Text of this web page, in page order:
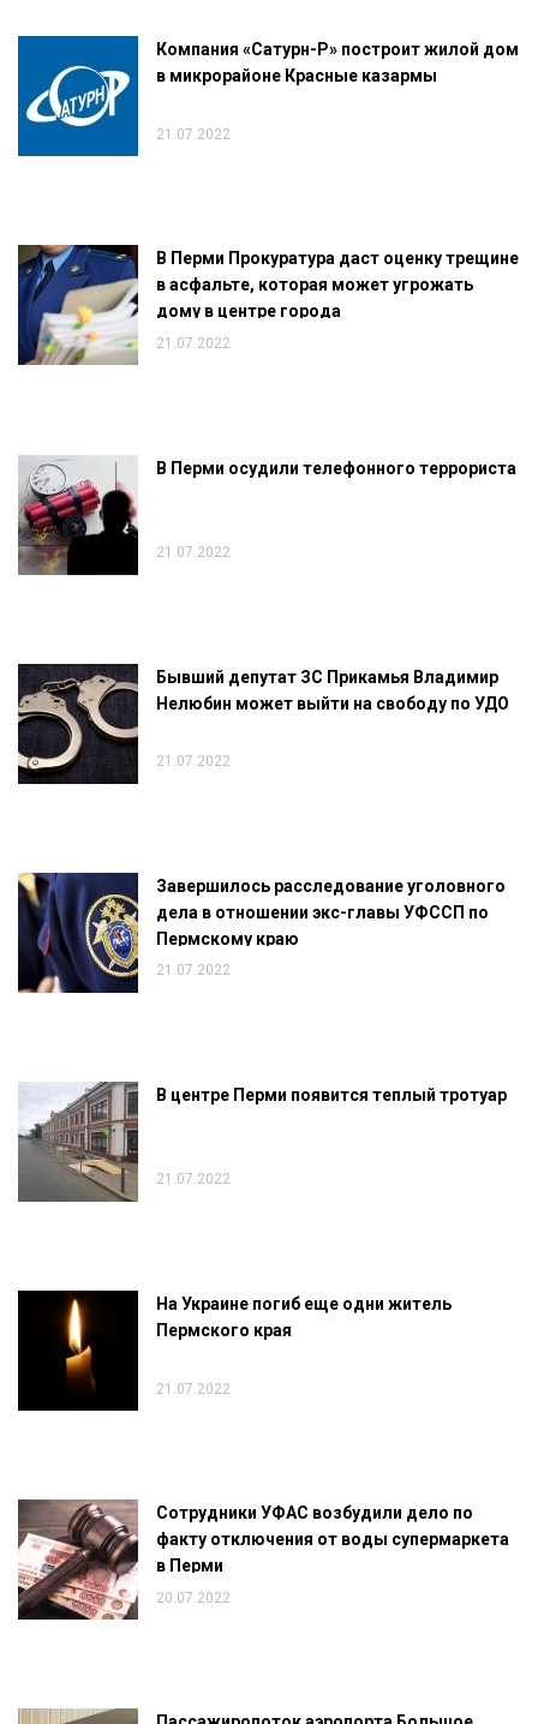
Компания «Сатурн-Р» построит жилой дом
в микрорайоне Красные казармы
21.07.2022
В Перми Прокуратура даст оценку трещине
в асфальте, которая может угрожать
дому в центре города
21.07.2022
В Перми осудили телефонного террориста
21.07.2022
Бывший депутат ЗС Прикамья Владимир
Нелюбин может выйти на свободу по УДО
21.07.2022
Завершилось расследование уголовного
дела в отношении экс-главы УФССП по
Пермскому краю
21.07.2022
В центре Перми появится теплый тротуар
21.07.2022
На Украине погиб еще одни житель
Пермского края
21.07.2022
Сотрудники УФАС возбудили дело по
факту отключения от воды супермаркета
в Перми
20.07.2022